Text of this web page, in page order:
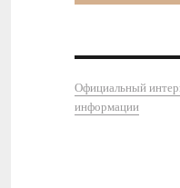
Официальный
информации